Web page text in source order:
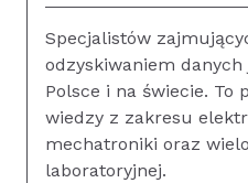
Specjalistów
odzyskiwaniem
Polsce i na świecie. To
wiedzy z zakresu
mechatroniki oraz
laboratoryjnej.